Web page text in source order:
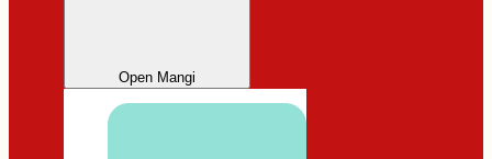
Open Mangi